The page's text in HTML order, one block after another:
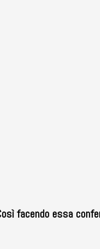
facendo essa